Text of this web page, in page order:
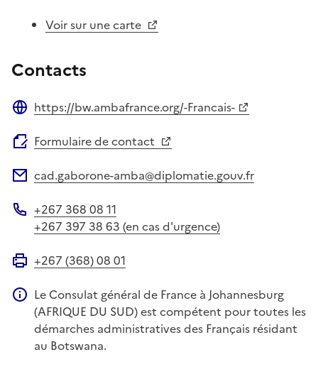
Voir sur une carte
Contacts
https://bw.ambafrance.org/-Francais-
Formulaire de contact
cad.gaborone-amba@diplomatie.gouv.fr
Téléphone
+267 368 08 11
+267 397 38 63 (en cas d'urgence)
+267 (368) 08 01
Information complémentaire
Le Consulat général de France à Johannesburg
(AFRIQUE DU SUD) est compétent pour toutes les
démarches administratives des Français résidant
au Botswana.